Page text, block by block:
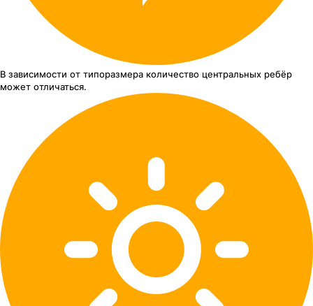
В зависимости от типоразмера количество центральных ребёр
может отличаться.